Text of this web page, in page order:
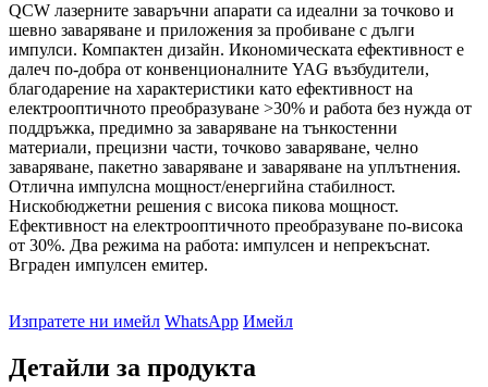
QCW лазерните заваръчни апарати са идеални за точково и
шевно заваряване и приложения за пробиване с дълги
импулси. Компактен дизайн. Икономическата ефективност е
далеч по-добра от конвенционалните YAG възбудители,
благодарение на характеристики като ефективност на
електрооптичното преобразуване >30% и работа без нужда от
поддръжка, предимно за заваряване на тънкостенни
материали, прецизни части, точково заваряване, челно
заваряване, пакетно заваряване и заваряване на уплътнения.
Отлична импулсна мощност/енергийна стабилност.
Нискобюджетни решения с висока пикова мощност.
Ефективност на електрооптичното преобразуване по-висока
от 30%. Два режима на работа: импулсен и непрекъснат.
Вграден импулсен емитер.
Изпратете ни имейл WhatsApp Имейл
Детайли за продукта